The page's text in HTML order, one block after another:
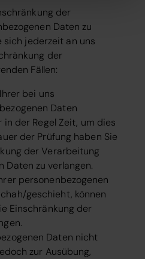
der
Daten zu
sich jederzeit an uns
der
Fällen:
bei uns
Daten
der Regel Zeit, um dies
der Prüfung haben Sie
der Verarbeitung
Daten zu verlangen.
personenbezogenen
geschieht, können
Einschränkung der
Daten nicht
zur Ausübung,